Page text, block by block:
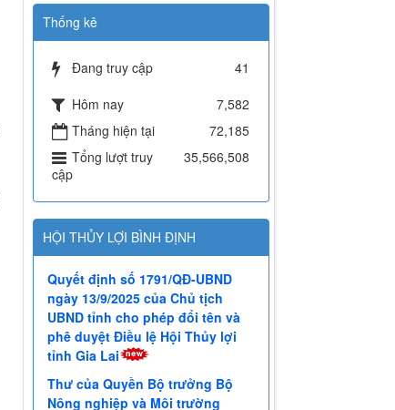
Thống kê
Đang truy cập
41
Hôm nay
7,582
Tháng hiện tại
72,185
Tổng lượt truy
cập
35,566,508
HỘI THỦY LỢI BÌNH ĐỊNH
Quyết định số 1791/QĐ-UBND
ngày 13/9/2025 của Chủ tịch
UBND tỉnh cho phép đổi tên và
phê duyệt Điều lệ Hội Thủy lợi
tỉnh Gia Lai
Thư của Quyền Bộ trưởng Bộ
Nông nghiệp và Môi trường